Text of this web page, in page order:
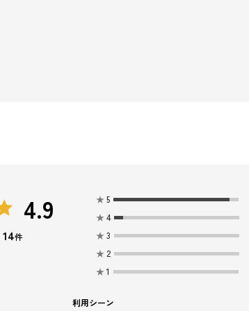
4.9
14件
★ 5
★ 4
★ 3
★ 2
★ 1
利用シーン